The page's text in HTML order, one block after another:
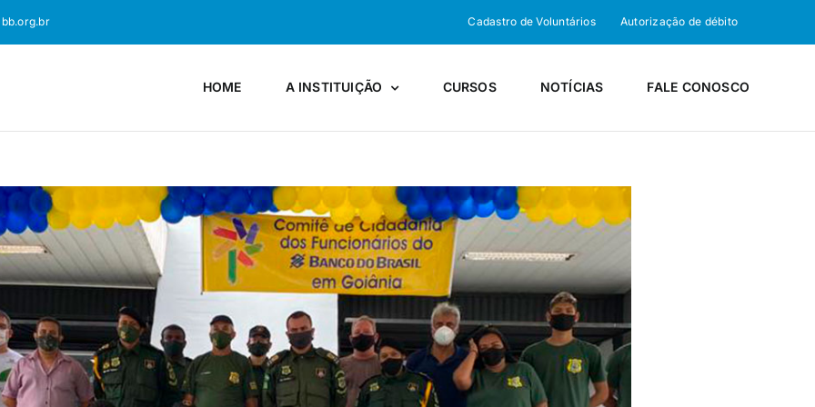
Cadastro de Voluntários Autorização de débito
HOME A INSTITUIÇÃO CURSOS NOTÍCIAS FALE CONOSCO